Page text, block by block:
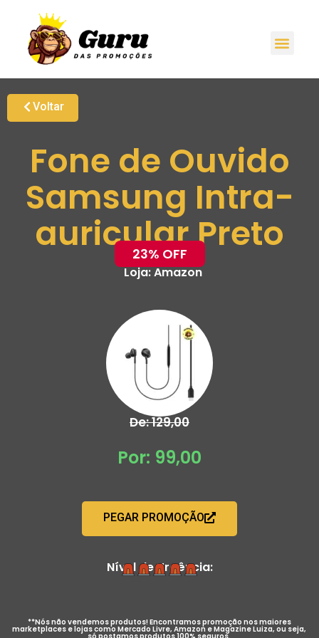
Voltar
Fone de Ouvido
Samsung Intra-
auricular Preto
23% OFF
Loja:Amazon
De: 129,00
Por: 99,00
PEGAR PROMOÇÃO
Nível de Urgência:
**Nós não vendemos produtos! Encontramos promoção nos maiores
marketplaces e lojas como Mercado Livre, Amazon e Magazine Luiza, ou seja,